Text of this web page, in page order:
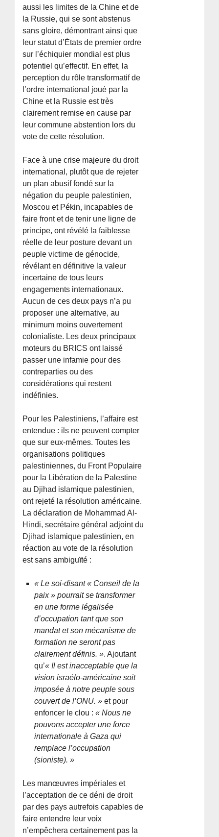
aussi les limites de la Chine et de
la Russie, qui se sont abstenus
sans gloire, démontrant ainsi que
leur statut d’États de premier ordre
sur l’échiquier mondial est plus
potentiel qu’effectif. En effet, la
perception du rôle transformatif de
l’ordre international joué par la
Chine et la Russie est très
clairement remise en cause par
leur commune abstention lors du
vote de cette résolution.
Face à une crise majeure du droit
international, plutôt que de rejeter
un plan abusif fondé sur la
négation du peuple palestinien,
Moscou et Pékin, incapables de
faire front et de tenir une ligne de
principe, ont révélé la faiblesse
réelle de leur posture devant un
peuple victime de génocide,
révélant en définitive la valeur
incertaine de tous leurs
engagements internationaux.
Aucun de ces deux pays n’a pu
proposer une alternative, au
minimum moins ouvertement
colonialiste. Les deux principaux
moteurs du BRICS ont laissé
passer une infamie pour des
contreparties ou des
considérations qui restent
indéfinies.
Pour les Palestiniens, l’affaire est
entendue : ils ne peuvent compter
que sur eux-mêmes. Toutes les
organisations politiques
palestiniennes, du Front Populaire
pour la Libération de la Palestine
au Djihad islamique palestinien,
ont rejeté la résolution américaine.
La déclaration de Mohammad Al-
Hindi, secrétaire général adjoint du
Djihad islamique palestinien, en
réaction au vote de la résolution
est sans ambiguïté :
« Le soi-disant « Conseil de la
paix » pourrait se transformer
en une forme légalisée
d’occupation tant que son
mandat et son mécanisme de
formation ne seront pas
clairement définis. ». Ajoutant
qu’« Il est inacceptable que la
vision israélo-américaine soit
imposée à notre peuple sous
couvert de l’ONU. » et pour
enfoncer le clou : « Nous ne
pouvons accepter une force
internationale à Gaza qui
remplace l’occupation
(sioniste). »
Les manœuvres impériales et
l’acceptation de ce déni de droit
par des pays autrefois capables de
faire entendre leur voix
n’empêchera certainement pas la